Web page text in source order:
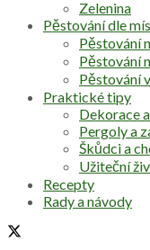
Zelenina
Pěstování dle
Pěstování
Pěstování
Pěstování
Praktické tipy
Dekorace
Pergoly a
Škůdci a
Užiteční
Recepty
Rady a návody